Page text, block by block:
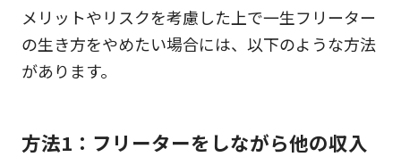
メリットやリスクを考慮した上で一生フリーター
の生き方をやめたい場合には、以下のような方法
があります。
方法1：フリーターをしながら他の収入